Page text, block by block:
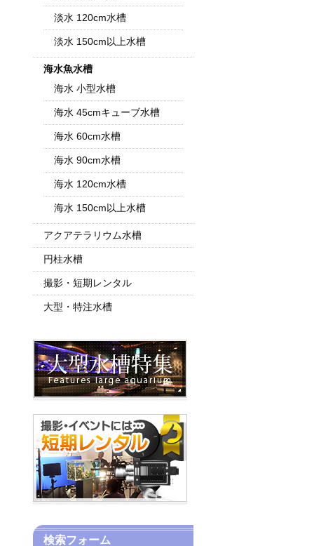
淡水 120cm水槽
淡水 150cm以上水槽
海水魚水槽
海水 小型水槽
海水 45cmキューブ水槽
海水 60cm水槽
海水 90cm水槽
海水 120cm水槽
海水 150cm以上水槽
アクアテラリウム水槽
円柱水槽
撮影・短期レンタル
大型・特注水槽
検索フォーム